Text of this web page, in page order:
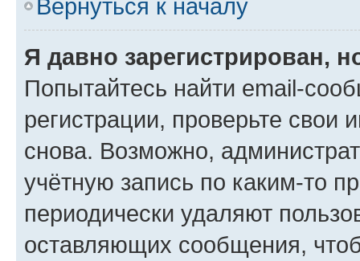
Вернуться к началу
Я давно зарегистрирован,
Попытайтесь найти email-
регистрации, проверьте свои
снова. Возможно,
учётную запись по каким-то
периодически удаляют
оставляющих сообщения,